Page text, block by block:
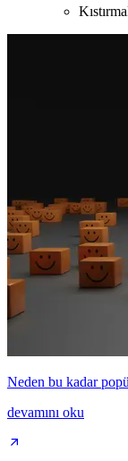
Neden bu kadar
devamını oku